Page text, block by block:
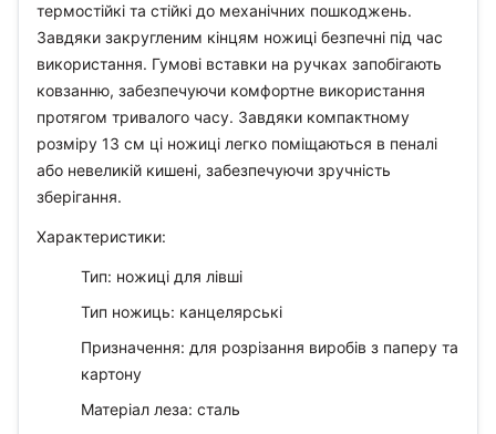
термостійкі та стійкі до механічних пошкоджень.
Завдяки закругленим кінцям ножиці безпечні під час
використання. Гумові вставки на ручках запобігають
ковзанню, забезпечуючи комфортне використання
протягом тривалого часу. Завдяки компактному
розміру 13 см ці ножиці легко поміщаються в пеналі
або невеликій кишені, забезпечуючи зручність
зберігання.
Характеристики:
Тип: ножиці для лівші
Тип ножиць: канцелярські
Призначення: для розрізання виробів з паперу та
картону
Матеріал леза: сталь